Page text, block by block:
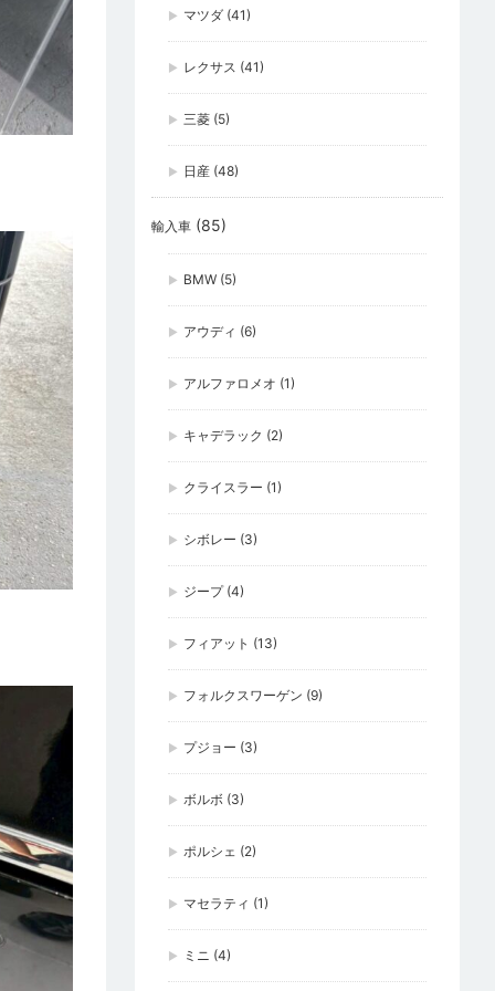
マツダ(41)
レクサス (41)
三菱(5)
日産(48)
輸入車(85)
BMW(5)
アウディ (6)
アルファロメオ (1)
キャデラック (2)
クライスラー (1)
シボレー (3)
ジープ(4)
フィアット (13)
フォルクスワーゲン (9)
プジョー (3)
ボルボ(3)
ポルシェ (2)
マセラティ (1)
ミニ (4)